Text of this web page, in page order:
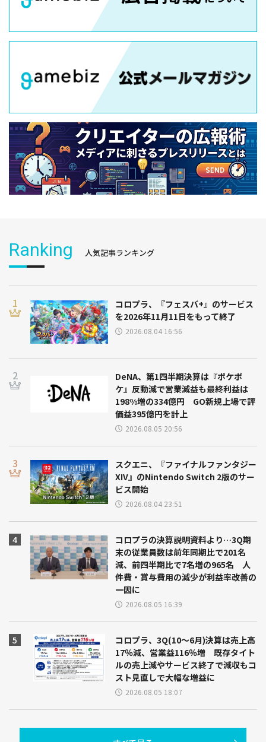
Ranking 人気記事ランキング
コロプラ、『フェスバ+』のサービス
を2026年11月11日をもって終了
2026.08.04 16:56
DeNA、第1四半期決算は『ポケポ
ケ』反動減で営業減益も最終利益は
198%増の334億円 GO新規上場で評
価益395億円を計上
2026.08.05 20:56
スクエニ、『ファイナルファンタジー
XIV』のNintendo Switch 2版のサー
ビス開始
2026.08.04 23:51
コロプラの決算説明資料より…3Q期
末の従業員数は前年同期比で201名
減、前四半期比で7名増の965名 人
件費・賞与費用の減少が利益率改善の
一因に
2026.08.05 16:39
コロプラ、3Q(10～6月)決算は売上高
17％減、営業益116％増 既存タイト
ルの売上減やサービス終了で減収もコ
スト見直しで大幅な増益に
2026.08.05 18:07